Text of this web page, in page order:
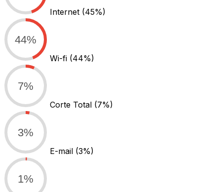
Internet (45%)
44%
Wi-fi (44%)
7%
Corte Total (7%)
3%
E-mail (3%)
1%